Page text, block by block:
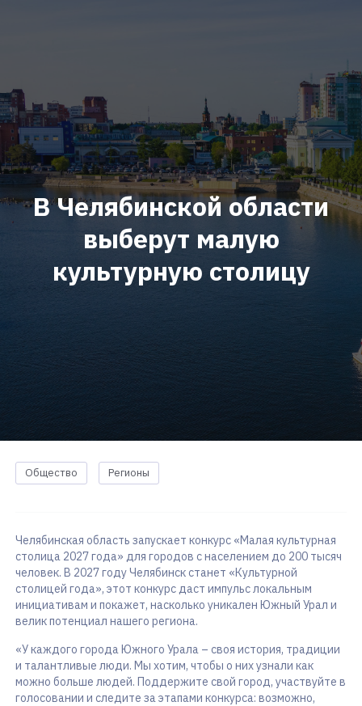
В Челябинской области
выберут малую
культурную столицу
Общество Регионы
Челябинская область запускает конкурс «Малая культурная
столица 2027 года» для городов с населением до 200 тысяч
человек. В 2027 году Челябинск станет «Культурной
столицей года», этот конкурс даст импульс локальным
инициативам и покажет, насколько уникален Южный Урал и
велик потенциал нашего региона.
«У каждого города Южного Урала – своя история, традиции
и талантливые люди. Мы хотим, чтобы о них узнали как
можно больше людей. Поддержите свой город, участвуйте в
голосовании и следите за этапами конкурса: возможно,